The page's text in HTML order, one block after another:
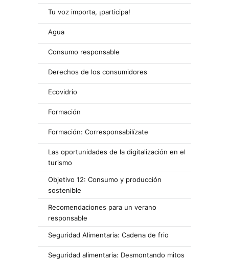
Tu voz importa, ¡participa!
Agua
Consumo responsable
Derechos de los consumidores
Ecovidrio
Formación
Formación: Corresponsabilízate
Las oportunidades de la digitalización en el
turismo
Objetivo 12: Consumo y producción
sostenible
Recomendaciones para un verano
responsable
Seguridad Alimentaria: Cadena de frio
Seguridad alimentaria: Desmontando mitos